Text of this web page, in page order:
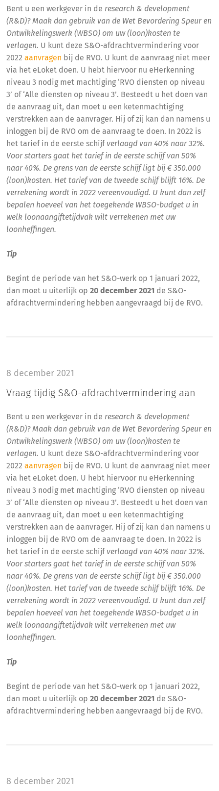
Bent u een werkgever in de research & development
(R&D)? Maak dan gebruik van de Wet Bevordering Speur en
Ontwikkelingswerk (WBSO) om uw (loon)kosten te
verlagen. U kunt deze S&O-afdrachtvermindering voor
2022aanvragen bij de RVO. U kunt de aanvraag niet meer
via het eLoket doen. U hebt hiervoor nu eHerkenning
niveau 3 nodig met machtiging ‘RVO diensten op niveau
3’ of ‘Alle diensten op niveau 3’. Besteedt u het doen van
de aanvraag uit, dan moet u een ketenmachtiging
verstrekken aan de aanvrager. Hij of zij kan dan namens u
inloggen bij de RVO om de aanvraag te doen. In 2022 is
het tarief in de eerste schijf verlaagd van 40% naar 32%.
Voor starters gaat het tarief in de eerste schijf van 50%
naar 40%. De grens van de eerste schijf ligt bij € 350.000
(loon)kosten. Het tarief van de tweede schijf blijft 16%. De
verrekening wordt in 2022 vereenvoudigd. U kunt dan zelf
bepalen hoeveel van het toegekende WBSO-budget u in
welk loonaangiftetijdvak wilt verrekenen met uw
loonheffingen.
Tip
Begint de periode van het S&O-werk op 1 januari 2022,
dan moet u uiterlijk op20 december 2021 de S&O-
afdrachtvermindering hebben aangevraagd bij de RVO.
8 december 2021
Vraag tijdig S&O-afdrachtvermindering aan
Bent u een werkgever in de research & development
(R&D)? Maak dan gebruik van de Wet Bevordering Speur en
Ontwikkelingswerk (WBSO) om uw (loon)kosten te
verlagen. U kunt deze S&O-afdrachtvermindering voor
2022aanvragen bij de RVO. U kunt de aanvraag niet meer
via het eLoket doen. U hebt hiervoor nu eHerkenning
niveau 3 nodig met machtiging ‘RVO diensten op niveau
3’ of ‘Alle diensten op niveau 3’. Besteedt u het doen van
de aanvraag uit, dan moet u een ketenmachtiging
verstrekken aan de aanvrager. Hij of zij kan dan namens u
inloggen bij de RVO om de aanvraag te doen. In 2022 is
het tarief in de eerste schijf verlaagd van 40% naar 32%.
Voor starters gaat het tarief in de eerste schijf van 50%
naar 40%. De grens van de eerste schijf ligt bij € 350.000
(loon)kosten. Het tarief van de tweede schijf blijft 16%. De
verrekening wordt in 2022 vereenvoudigd. U kunt dan zelf
bepalen hoeveel van het toegekende WBSO-budget u in
welk loonaangiftetijdvak wilt verrekenen met uw
loonheffingen.
Tip
Begint de periode van het S&O-werk op 1 januari 2022,
dan moet u uiterlijk op20 december 2021 de S&O-
afdrachtvermindering hebben aangevraagd bij de RVO.
8 december 2021